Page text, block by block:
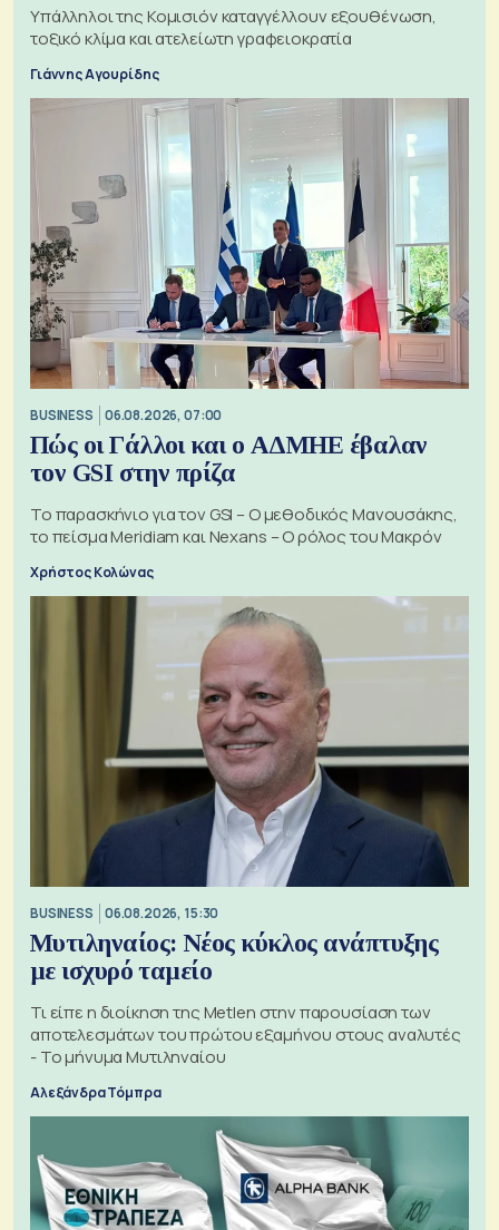
Υπάλληλοι της Κομισιόν καταγγέλλουν εξουθένωση,
τοξικό κλίμα και ατελείωτη γραφειοκρατία
Γιάννης Αγουρίδης
BUSINESS 06.08.2026, 07:00
Πώς οι Γάλλοι και ο ΑΔΜΗΕ έβαλαν
τον GSI στην πρίζα
Το παρασκήνιο για τον GSI – Ο μεθοδικός Μανουσάκης,
το πείσμα Meridiam και Nexans – Ο ρόλος του Μακρόν
Χρήστος Κολώνας
BUSINESS 06.08.2026, 15:30
Μυτιληναίος: Νέος κύκλος ανάπτυξης
με ισχυρό ταμείο
Τι είπε η διοίκηση της Metlen στην παρουσίαση των
αποτελεσμάτων του πρώτου εξαμήνου στους αναλυτές
- Το μήνυμα Μυτιληναίου
Αλεξάνδρα Τόμπρα